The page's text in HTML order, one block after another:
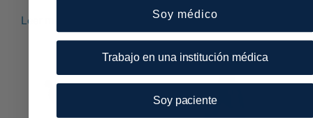
Leer más
Leer más
Soy médico
Trabajo en una institución médica
Soy paciente